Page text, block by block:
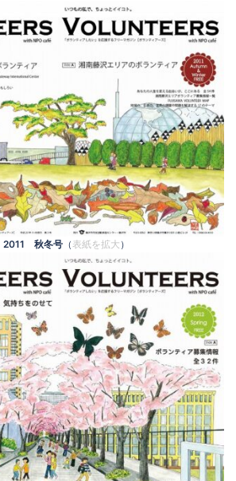
2011 秋冬号（ 表紙を拡大 ）